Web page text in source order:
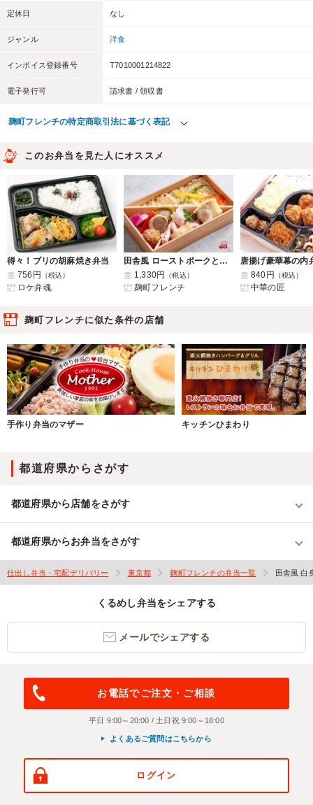
定休日 なし
ジャンル 洋食
インボイス登録番号 T7010001214822
電子発行可 請求書 / 領収書
麹町フレンチの特定商取引法に基づく表記
このお弁当を見た人にオススメ
得々！ブリの胡麻焼き弁当
756円
（税込）
ロケ弁魂
田舎風 ローストポークと白身魚ムニエル
1,330円
（税込）
麹町フレンチ
唐揚げ豪華幕の内
840円
（税込）
中華の匠
麹町フレンチに似た条件の店舗
手作り弁当のマザー キッチンひまわり
都道府県からさがす
都道府県から店舗をさがす
都道府県からお弁当をさがす
仕出し弁当・宅配デリバリー 東京都 麹町フレンチの弁当一覧 田舎風 白
くるめし弁当をシェアする
メールでシェアする
お電話でご注文・ご相談
平日 9:00～20:00 / 土日祝 9:00～18:00
よくあるご質問はこちらから
ログイン